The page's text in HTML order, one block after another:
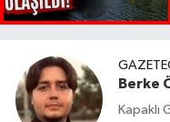
Berke
Kapaklı